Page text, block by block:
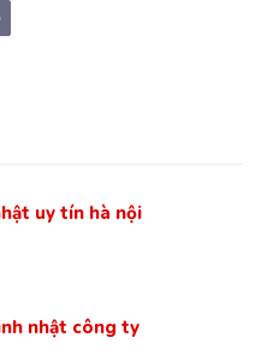
uy tín hà nội
nhật công ty